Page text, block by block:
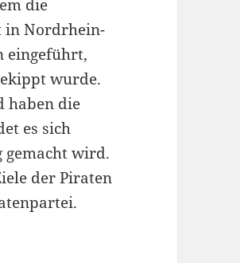
die
in Nordrhein-
eingeführt,
wurde.
haben die
es sich
gemacht wird.
der Piraten